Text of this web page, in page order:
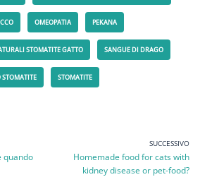
OMEOPATIA PEKANA
STOMATITE GATTO SANGUE DI DRAGO
STOMATITE STOMATITE
quando
SUCCESSIVO
Homemade food for cats with
kidney disease or pet-food?